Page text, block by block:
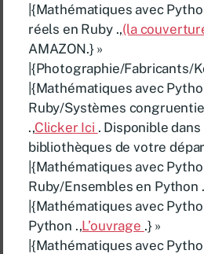
|{Mathématiques avec
réels en Ruby .,(la
AMAZON.} »
|{Photographie/Fabricants/
|{Mathématiques avec
Ruby/Systèmes
.,Clicker Ici . Disponible
bibliothèques de votre
|{Mathématiques avec
Ruby/Ensembles en Python
|{Mathématiques avec
Python .,L’ouvrage .} »
|{Mathématiques avec